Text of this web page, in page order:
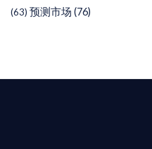
(63) 预测市场 (76)